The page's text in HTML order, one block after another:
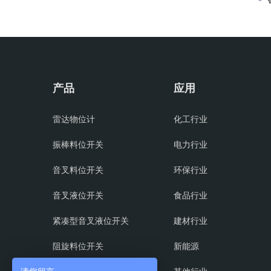
产品
雷达物位计
振棒料位开关
音叉料位开关
音叉液位开关
紧凑型音叉液位开关
阻旋料位开关
应用
化工行业
电力行业
环保行业
食品行业
建材行业
新能源